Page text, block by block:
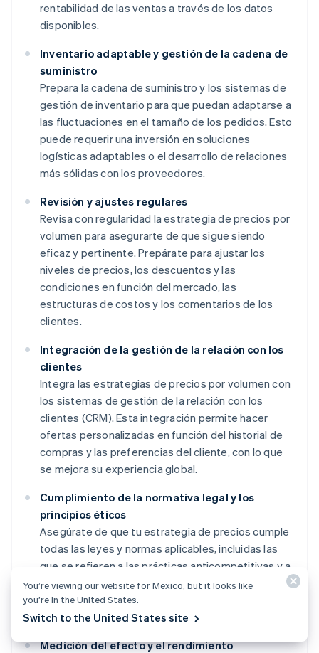
rentabilidad de las ventas a través de los datos
disponibles.
Inventario adaptable y gestión de la cadena de
suministro
Prepara la cadena de suministro y los sistemas de
gestión de inventario para que puedan adaptarse a
las fluctuaciones en el tamaño de los pedidos. Esto
puede requerir una inversión en soluciones
logísticas adaptables o el desarrollo de relaciones
más sólidas con los proveedores.
Revisión y ajustes regulares
Revisa con regularidad la estrategia de precios por
volumen para asegurarte de que sigue siendo
eficaz y pertinente. Prepárate para ajustar los
niveles de precios, los descuentos y las
condiciones en función del mercado, las
estructuras de costos y los comentarios de los
clientes.
Integración de la gestión de la relación con los
clientes
Integra las estrategias de precios por volumen con
los sistemas de gestión de la relación con los
clientes (CRM). Esta integración permite hacer
ofertas personalizadas en función del historial de
compras y las preferencias del cliente, con lo que
se mejora su experiencia global.
Cumplimiento de la normativa legal y los
principios éticos
Asegúrate de que tu estrategia de precios cumple
todas las leyes y normas aplicables, incluidas las
que se refieren a las prácticas anticompetitivas y a
la discriminación de precios. También deberías
guiarte por principios éticos al tomar decisiones
sobre precios.
Medición del efecto y el rendimiento
You’re viewing our website for Mexico, but it looks like
you’re in the United States.
Switch to the United States site